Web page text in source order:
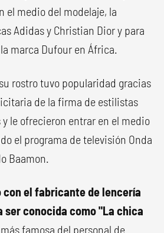
el medio del modelaje, la
Adidas y Christian Dior y para
marca Dufour en África.
rostro tuvo popularidad gracias
de la firma de estilistas
le ofrecieron entrar en el medio
el programa de televisión Onda
Baamon.
el fabricante de lencería
ser conocida como "La chica
famosa del personal de